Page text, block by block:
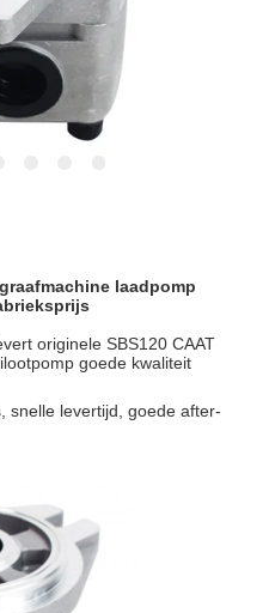
laadpomp
originele SBS120 CAAT
goede kwaliteit
snelle levertijd, goede after-